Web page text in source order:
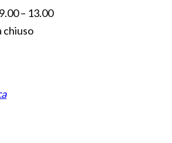
– 13.00
chiuso